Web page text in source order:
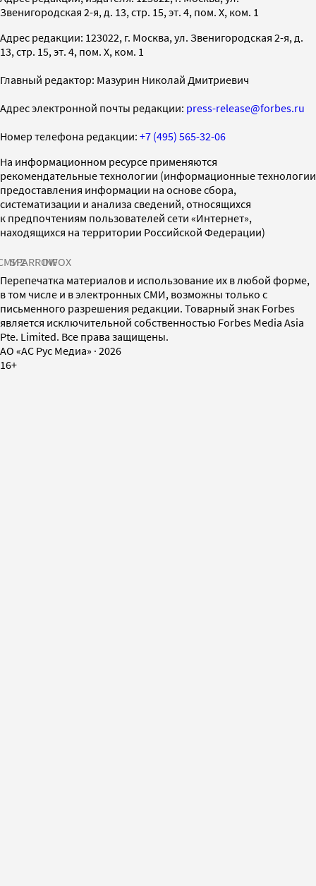
Звенигородская 2-я, д. 13, стр. 15, эт. 4, пом. X, ком. 1
Адрес редакции: 123022, г. Москва, ул. Звенигородская 2-я, д.
13, стр. 15, эт. 4, пом. X, ком. 1
Главный редактор: Мазурин Николай Дмитриевич
Адрес электронной почты редакции: press-release@forbes.ru
Номер телефона редакции: +7 (495) 565-32-06
На информационном ресурсе применяются
рекомендательные технологии (информационные технологии
предоставления информации на основе сбора,
систематизации и анализа сведений, относящихся
к предпочтениям пользователей сети «Интернет»,
находящихся на территории Российской Федерации)
SPARROWINFOX
Перепечатка материалов и использование их в любой форме,
в том числе и в электронных СМИ, возможны только с
письменного разрешения редакции. Товарный знак Forbes
является исключительной собственностью Forbes Media Asia
Pte. Limited. Все права защищены.
AO «АС Рус Медиа» · 2026
16+